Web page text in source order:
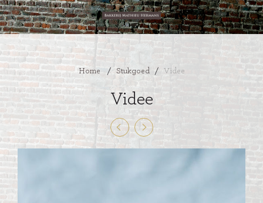
Home / Stukgoed / Videe
Videe